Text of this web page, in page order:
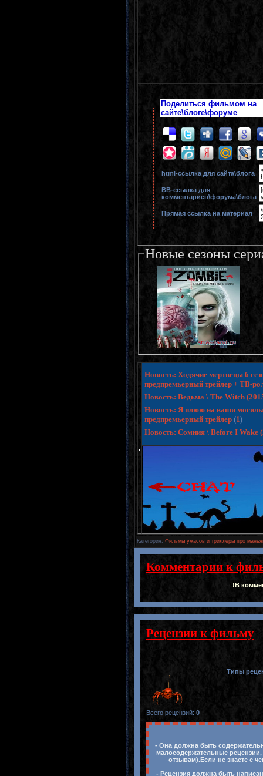
Поделиться фильмом на
сайте\блоге\форуме
html-cсылка для сайта\блога
BB-cсылка для
комментариев\форума\блога
Прямая ссылка на материал
Новые сезоны
.
Новость: Ходячие мертвецы 6
предпремьерный трейлер + ТВ-
Новость: Ведьма \ The Witch
Новость: Я плюю на ваши
предпремьерный трейлер (1)
Новость: Сомния \ Before I Wake
Категория: Фильмы ужасов и триллеры про
Комментарии к
!В
Рецензии к фильму
Типы
Всего рецензий: 0
- Она должна быть
малосодержательные
отзывам).Если не знаете с
- Рецензия должна быть